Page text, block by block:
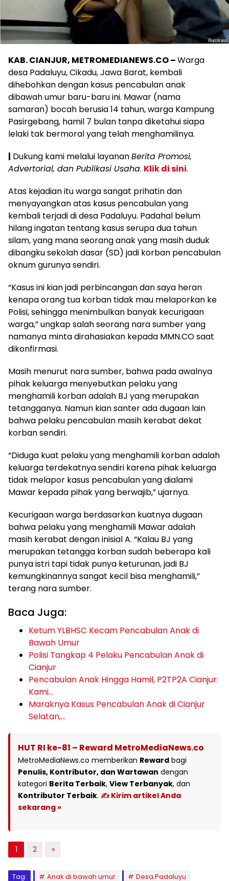
KAB. CIANJUR, METROMEDIANEWS.CO –Warga
desa Padaluyu, Cikadu, Jawa Barat, kembali
dihebohkan dengan kasus pencabulan anak
dibawah umur baru-baru ini. Mawar (nama
samaran) bocah berusia 14 tahun, warga Kampung
Pasirgebang, hamil 7 bulan tanpa diketahui siapa
lelaki tak bermoral yang telah menghamilinya.
| Dukung kami melalui layananBerita Promosi,
Advertorial, dan Publikasi Usaha. Klik di sini.
Atas kejadian itu warga sangat prihatin dan
menyayangkan atas kasus pencabulan yang
kembali terjadi di desa Padaluyu. Padahal belum
hilang ingatan tentang kasus serupa dua tahun
silam, yang mana seorang anak yang masih duduk
dibangku sekolah dasar (SD) jadi korban pencabulan
oknum gurunya sendiri.
“Kasus ini kian jadi perbincangan dan saya heran
kenapa orang tua korban tidak mau melaporkan ke
Polisi, sehingga menimbulkan banyak kecurigaan
warga,” ungkap salah seorang nara sumber yang
namanya minta dirahasiakan kepada MMN.CO saat
dikonfirmasi.
Masih menurut nara sumber, bahwa pada awalnya
pihak keluarga menyebutkan pelaku yang
menghamili korban adalah BJ yang merupakan
tetangganya. Namun kian santer ada dugaan lain
bahwa pelaku pencabulan masih kerabat dekat
korban sendiri.
“Diduga kuat pelaku yang menghamili korban adalah
keluarga terdekatnya sendiri karena pihak keluarga
tidak melapor kasus pencabulan yang dialami
Mawar kepada pihak yang berwajib,” ujarnya.
Kecurigaan warga berdasarkan kuatnya dugaan
bahwa pelaku yang menghamili Mawar adalah
masih kerabat dengan inisial A. “Kalau BJ yang
merupakan tetangga korban sudah beberapa kali
punya istri tapi tidak punya keturunan, jadi BJ
kemungkinannya sangat kecil bisa menghamili,”
terang nara sumber.
Baca Juga:
Ketum YLBHSC Kecam Pencabulan Anak di
Bawah Umur
Polisi Tangkap 4 Pelaku Pencabulan Anak di
Cianjur
Pencabulan Anak Hingga Hamil, P2TP2A Cianjur:
Kami…
Maraknya Kasus Pencabulan Anak di Cianjur
Selatan,…
HUT RI ke-81 – Reward MetroMediaNews.co
MetroMediaNews.co memberikan Reward bagi
Penulis, Kontributor, dan Wartawan dengan
kategori Berita Terbaik, View Terbanyak, dan
Kontributor Terbaik. ✍️ Kirim artikel Anda
sekarang »
1 2 »
Tag: Anak di bawah umur Desa Padaluyu